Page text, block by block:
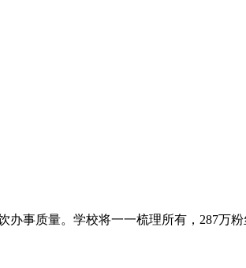
办事质量。学校将一一梳理所有，287万